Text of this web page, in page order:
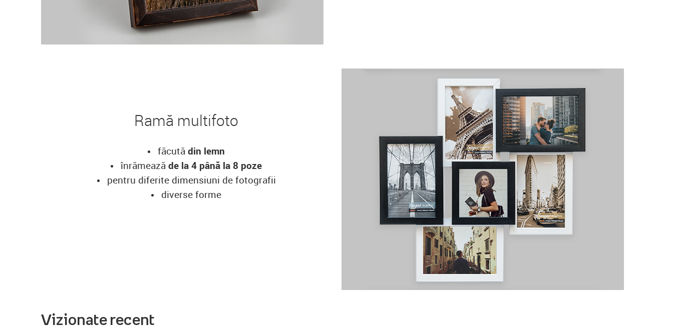
Ramă multifoto
făcută din lemn
înrămează de la 4 până la 8 poze
pentru diferite dimensiuni de fotografii
diverse forme
Vizionate recent